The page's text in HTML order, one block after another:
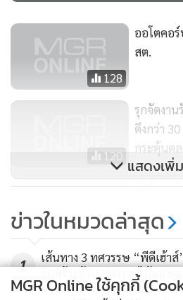
128
ออโตคอ
สต.
120
รุกจัดงาน
ดึงกว่า
กระตุ้นต
6,147
ผู้สร้างหนั
แสดงเพิ่
ข่าวในหมวดล่าสุด
1
เส้นทาง 3 ทศวรรษ “พีดีเฮ้า
รับสร้างบ้าน สู่การส่งไม้ต่อ ยุ
MGR Online ใช้คุกกี้